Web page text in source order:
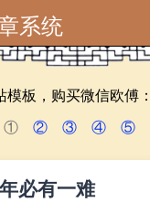
系统
模板，购买微信欧傅
① ② ③ ④ ⑤
必有一难